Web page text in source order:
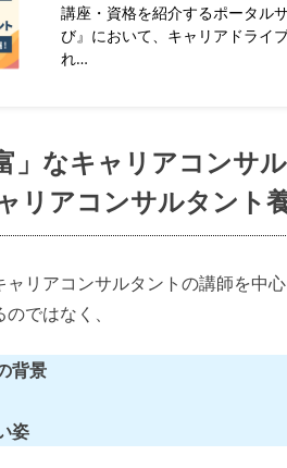
講座・資格を紹介するポータル
び』において、キャリアドライ
れ…
」なキャリアコンサ
リアコンサルタント
リアコンサルタントの講師を中心
ではなく、
背景
姿